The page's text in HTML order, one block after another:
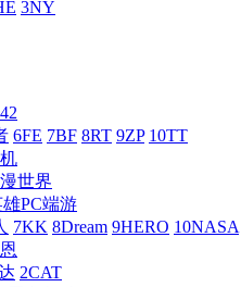
3NY
6FE 7BF 8RT 9ZP 10TT
世界
PC端游
7KK 8Dream 9HERO 10NASA
2CAT